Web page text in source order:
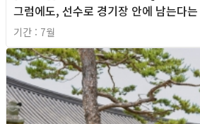
그럼에도, 선수로 경기장 안에 남는다
기간 : 7월